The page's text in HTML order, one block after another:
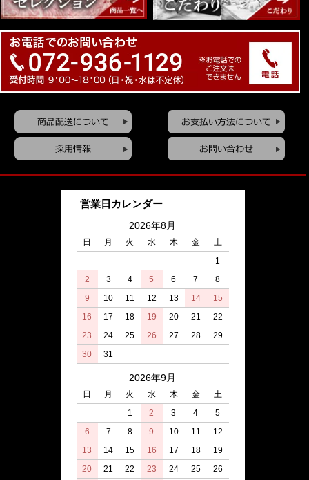
営業日カレンダー
2026年8月
日 月 火 水 木 金
土
1
2
3 4 5 6 7
8
9
10 11 12 13 14
15
16
17 18 19 20 21
22
23
24 25 26 27 28
29
30
31
2026年9月
日 月 火 水 木 金
土
1
2 3 4
5
6
7 8 9 10 11
12
13
14 15 16 17 18
19
20
21 22 23 24 25
26